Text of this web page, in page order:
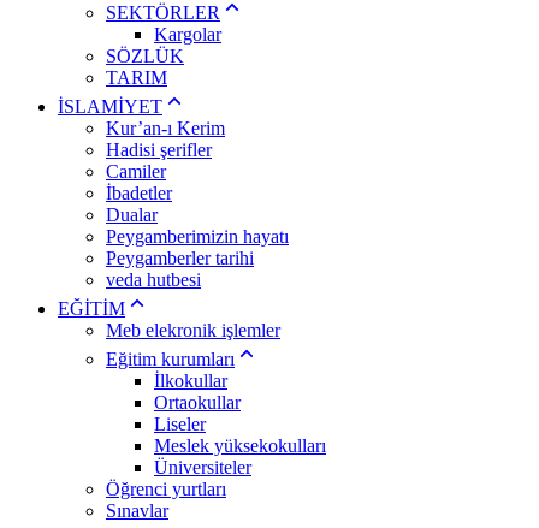
SEKTÖRLER
Kargolar
SÖZLÜK
TARIM
İSLAMİYET
Kur’an-ı Kerim
Hadisi şerifler
Camiler
İbadetler
Dualar
Peygamberimizin hayatı
Peygamberler tarihi
veda hutbesi
EĞİTİM
Meb elekronik işlemler
Eğitim kurumları
İlkokullar
Ortaokullar
Liseler
Meslek yüksekokulları
Üniversiteler
Öğrenci yurtları
Sınavlar